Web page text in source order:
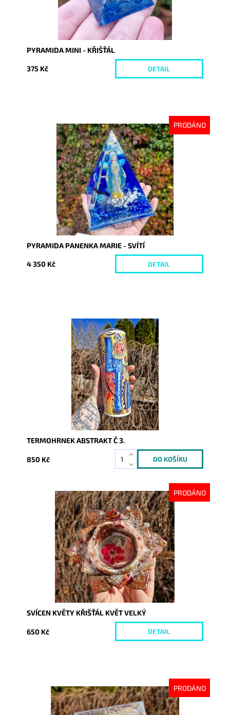
PYRAMIDA MINI - KŘIŠŤÁL
375 Kč DETAIL
PRODÁNO
Dostupnost:
Vyprodáno
9942
PYRAMIDA PANENKA MARIE - SVÍTÍ
4 350 Kč DETAIL
Skladem
10133
TERMOHRNEK ABSTRAKT Č 3.
850 Kč
PRODÁNO
Dostupnost:
Vyprodáno
9990
SVÍCEN KVĚTY KŘIŠŤÁL KVĚT VELKÝ
650 Kč DETAIL
PRODÁNO
Dostupnost:
Vyprodáno